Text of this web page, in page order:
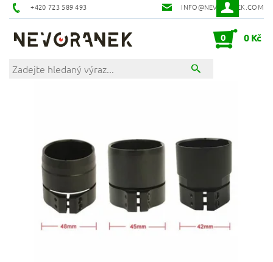
+420 723 589 493 INFO@NEVORANEK.COM
0 0 Kč